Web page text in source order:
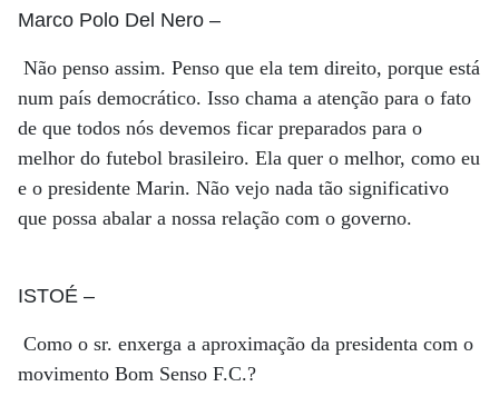
Marco Polo Del Nero –
Não penso assim. Penso que ela tem direito, porque está
num país democrático. Isso chama a atenção para o fato
de que todos nós devemos ficar preparados para o
melhor do futebol brasileiro. Ela quer o melhor, como eu
e o presidente Marin. Não vejo nada tão significativo
que possa abalar a nossa relação com o governo.
ISTOÉ –
Como o sr. enxerga a aproximação da presidenta com o
movimento Bom Senso F.C.?